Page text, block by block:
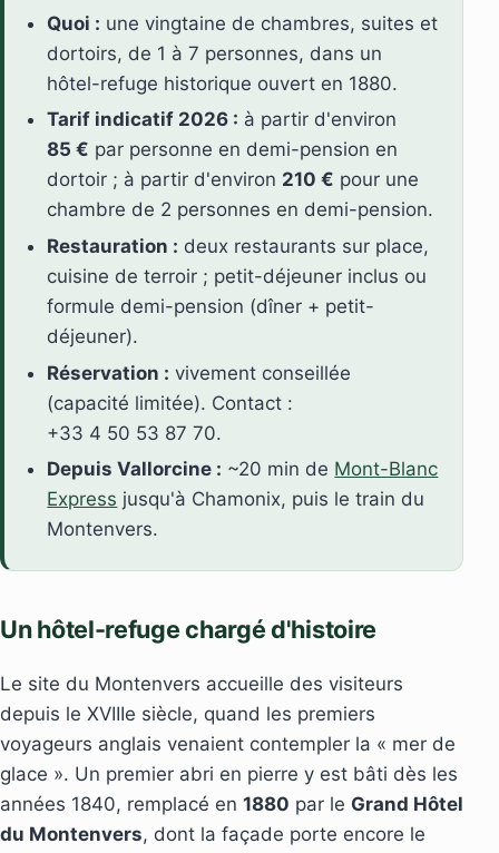
Quoi : une vingtaine de chambres, suites et
dortoirs, de 1 à 7 personnes, dans un
hôtel-refuge historique ouvert en 1880.
Tarif indicatif 2026 : à partir d'environ
85 € par personne en demi-pension en
dortoir ; à partir d'environ 210 € pour une
chambre de 2 personnes en demi-pension.
Restauration : deux restaurants sur place,
cuisine de terroir ; petit-déjeuner inclus ou
formule demi-pension (dîner + petit-
déjeuner).
Réservation : vivement conseillée
(capacité limitée). Contact :
+33 4 50 53 87 70.
Depuis Vallorcine : ~20 min de Mont-Blanc
Express jusqu'à Chamonix, puis le train du
Montenvers.
Un hôtel-refuge chargé d'histoire
Le site du Montenvers accueille des visiteurs
depuis le XVIIIe siècle, quand les premiers
voyageurs anglais venaient contempler la « mer de
glace ». Un premier abri en pierre y est bâti dès les
années 1840, remplacé en 1880 par le Grand Hôtel
du Montenvers, dont la façade porte encore le